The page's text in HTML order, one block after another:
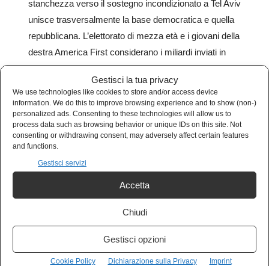
Gestisci la tua privacy
We use technologies like cookies to store and/or access device
information. We do this to improve browsing experience and to show (non-)
personalized ads. Consenting to these technologies will allow us to
process data such as browsing behavior or unique IDs on this site. Not
consenting or withdrawing consent, may adversely affect certain features
and functions.
Gestisci servizi
Accetta
Chiudi
Gestisci opzioni
Cookie Policy Dichiarazione sulla Privacy Imprint
stanchezza verso il sostegno incondizionato a Tel Aviv
unisce trasversalmente la base democratica e quella
repubblicana. L’elettorato di mezza età e i giovani della
destra America First considerano i miliardi inviati in
Medio Oriente come denaro sottratto alla sicurezza dei
confini nazionali. Israele non è più visto come una
risorsa strategica intoccabile, ma come un alleato
costoso e imprevedibile che rischia di trascinare i figli
degli americani in una guerra d’attrito senza fine.
​Lezione 5: il risveglio traumatico
dell’Europa (dalla finzione alla realtà)
Il disimpegno militare degli Stati Uniti,
certificato dalla fretta di chiudere il dossier
iraniano per rimettere in sesto la propria